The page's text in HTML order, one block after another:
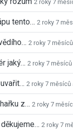
2 roky 7
tento… 2 roky 7
2 roky 7
jaký… 2 roky 7
2 roky 7 měsíců
z… 2 roky 7
2 roky 7